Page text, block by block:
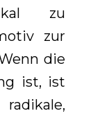
zu
zur
die
ist, ist